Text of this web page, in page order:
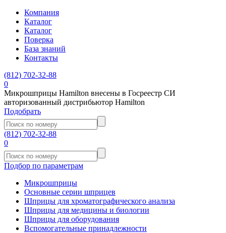
Компания
Каталог
Каталог
Поверка
База знаний
Контакты
(812) 702-32-88
0
Микрошприцы Hamilton внесены в Госреестр СИ
авторизованный дистрибьютор Hamilton
Подобрать
(812) 702-32-88
0
Подбор по параметрам
Микрошприцы
Основные серии шприцев
Шприцы для хроматографического анализа
Шприцы для медицины и биологии
Шприцы для оборудования
Вспомогательные принадлежности